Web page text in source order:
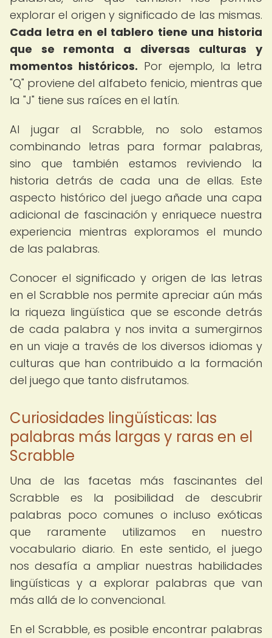
explorar el origen y significado de las mismas.
Cada letra en el tablero tiene una historia
que se remonta a diversas culturas y
momentos históricos. Por ejemplo, la letra
"Q" proviene del alfabeto fenicio, mientras que
la "J" tiene sus raíces en el latín.
Al jugar al Scrabble, no solo estamos
combinando letras para formar palabras,
sino que también estamos reviviendo la
historia detrás de cada una de ellas. Este
aspecto histórico del juego añade una capa
adicional de fascinación y enriquece nuestra
experiencia mientras exploramos el mundo
de las palabras.
Conocer el significado y origen de las letras
en el Scrabble nos permite apreciar aún más
la riqueza lingüística que se esconde detrás
de cada palabra y nos invita a sumergirnos
en un viaje a través de los diversos idiomas y
culturas que han contribuido a la formación
del juego que tanto disfrutamos.
Curiosidades lingüísticas: las
palabras más largas y raras en el
Scrabble
Una de las facetas más fascinantes del
Scrabble es la posibilidad de descubrir
palabras poco comunes o incluso exóticas
que raramente utilizamos en nuestro
vocabulario diario. En este sentido, el juego
nos desafía a ampliar nuestras habilidades
lingüísticas y a explorar palabras que van
más allá de lo convencional.
En el Scrabble, es posible encontrar palabras